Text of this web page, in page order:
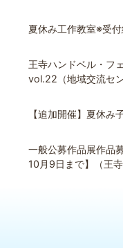
夏休み工作教室※受付
王寺ハンドベル・フ
vol.22（地域交流セン
【追加開催】夏休み
一般公募作品展作品
10月9日まで】（王寺